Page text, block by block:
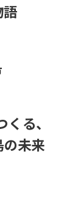
語
る、
の未来